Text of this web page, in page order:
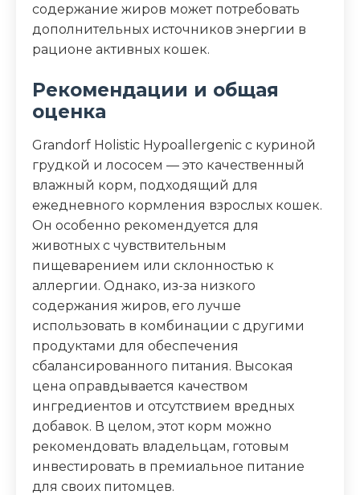
содержание жиров может потребовать
дополнительных источников энергии в
рационе активных кошек.
Рекомендации и общая
оценка
Grandorf Holistic Hypoallergenic с куриной
грудкой и лососем — это качественный
влажный корм, подходящий для
ежедневного кормления взрослых кошек.
Он особенно рекомендуется для
животных с чувствительным
пищеварением или склонностью к
аллергии. Однако, из-за низкого
содержания жиров, его лучше
использовать в комбинации с другими
продуктами для обеспечения
сбалансированного питания. Высокая
цена оправдывается качеством
ингредиентов и отсутствием вредных
добавок. В целом, этот корм можно
рекомендовать владельцам, готовым
инвестировать в премиальное питание
для своих питомцев.